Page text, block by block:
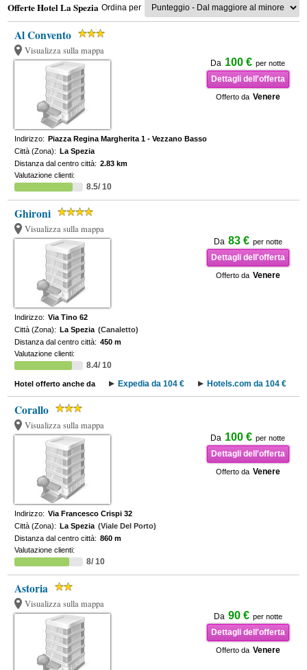
Offerte Hotel La Spezia Ordina per
Al Convento
Visualizza sulla mappa
Da 100 € per notte
Dettagli dell'offerta
Offerto da Venere
Indirizzo: Piazza Regina Margherita 1 - Vezzano Basso
Città (Zona): La Spezia
Distanza dal centro città: 2.83 km
Valutazione clienti:
8.5/ 10
Ghironi
Visualizza sulla mappa
Da 83 € per notte
Dettagli dell'offerta
Offerto da Venere
Indirizzo: Via Tino 62
Città (Zona): La Spezia (Canaletto)
Distanza dal centro città: 450 m
Valutazione clienti:
8.4/ 10
Hotel offerto anche da Expedia da 104 € Hotels.com da 104 €
Corallo
Visualizza sulla mappa
Da 100 € per notte
Dettagli dell'offerta
Offerto da Venere
Indirizzo: Via Francesco Crispi 32
Città (Zona): La Spezia (Viale Del Porto)
Distanza dal centro città: 860 m
Valutazione clienti:
8/ 10
Astoria
Visualizza sulla mappa
Da 90 € per notte
Dettagli dell'offerta
Offerto da Venere